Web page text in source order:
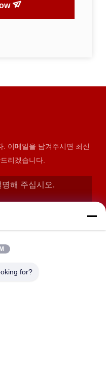
. 이메일을 남겨주시면 최신
리겠습니다.
for?